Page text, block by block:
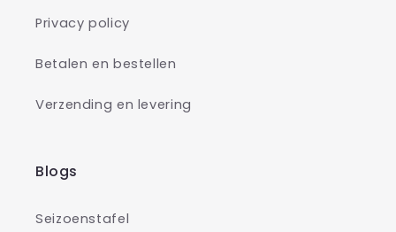
Privacy policy
Betalen en bestellen
Verzending en levering
Blogs
Seizoenstafel